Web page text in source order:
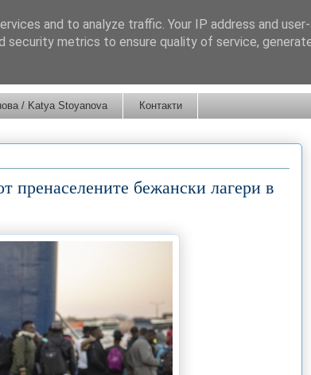
/ Katya Stoyanova Контакти
пренаселените бежански лагери в
and to analyze traffic. Your IP address and
security metrics to ensure quality of service,